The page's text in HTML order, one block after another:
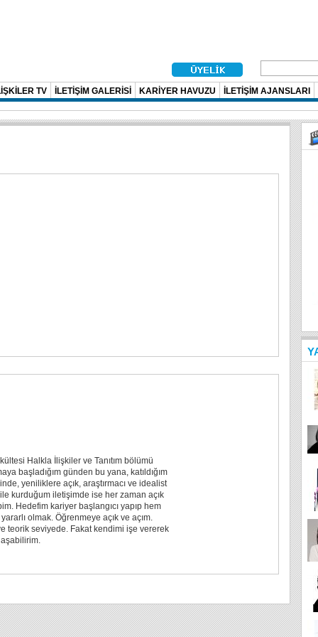
TV İLETİŞİM GALERİSİ KARİYER HAVUZU İLETİŞİM AJANSLARI
Halkla İlişkiler ve Tanıtım bölümü
başladığım günden bu yana, katıldığım
açık, araştırmacı ve idealist
kurduğum iletişimde ise her zaman açık
Hedefim kariyer başlangıcı yapıp hem
olmak. Öğrenmeye açık ve açım.
teorik seviyede. Fakat kendimi işe vererek